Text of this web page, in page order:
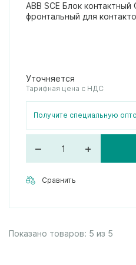
ABB SCE Блок
фронтальный для
Уточняется
Тарифная цена с НДС
Получите специальную
– +
Сравнить
Показано товаров: 5 из 5